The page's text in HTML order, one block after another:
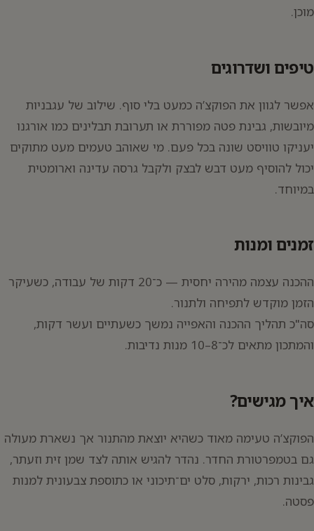
מוכן.
טיפים ושדרוגים
אפשר לגוון את הפוקצ’ה כמעט בלי סוף. שילוב של עגבניות
מיובשות, גבינת פטה מפוררת או תערובת תבלינים כמו אורגנו
יעניקו טוויסט שונה בכל פעם. מי שאוהב טעמים מעט מתוקים
יכול להוסיף מעט דבש לבצק ולקבל גרסה עדינה וארומטית
במיוחד.
זמנים ומנות
ההכנה עצמה מהירה יחסית — כ־20 דקות של עבודה, כשעיקר
הזמן מוקדש לתפיחה ולתנור.
סה"כ תהליך ההכנה והאפייה נמשך כשעתיים ועשר דקות,
והמתכון מתאים לכ־8–10 מנות נדיבות.
איך מגישים?
הפוקצ’ה טעימה מאוד כשהיא יוצאת מהתנור אך נשארת מעולה
גם בטמפרטורת החדר. נהדר להגיש אותה לצד שמן זית וזעתר,
גבינות רכות, ירקות, סלט ים־תיכוני או כתוספת צבעונית למנות
פסטה.